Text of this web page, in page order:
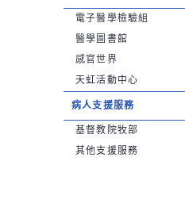
電子醫學檢驗組
醫學圖書館
感官世界
天虹活動中心
病人支援服務
基督教院牧部
其他支援服務